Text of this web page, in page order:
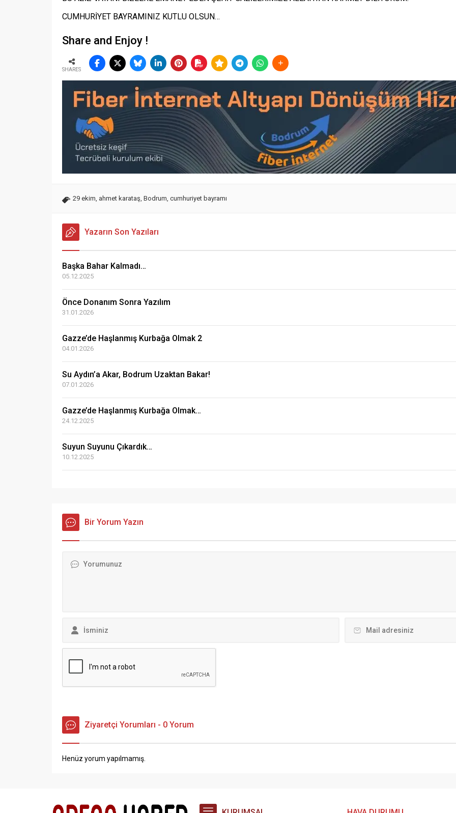
CUMHURİYET BAYRAMINIZ KUTLU OLSUN…
Share and Enjoy !
SHARES
29 ekim ahmet karataş Bodrum cumhuriyet bayramı
Yazarın Son Yazıları
Başka Bahar Kalmadı…
05.12.2025
Önce Donanım Sonra Yazılım
31.01.2026
Gazze’de Haşlanmış Kurbağa Olmak 2
04.01.2026
Su Aydın’a Akar, Bodrum Uzaktan Bakar!
07.01.2026
Gazze’de Haşlanmış Kurbağa Olmak…
24.12.2025
Suyun Suyunu Çıkardık…
10.12.2025
Bir Yorum Yazın
Ziyaretçi Yorumları - 0 Yorum
Henüz yorum yapılmamış.